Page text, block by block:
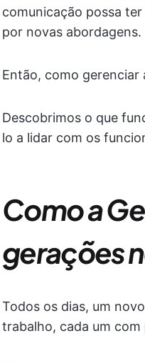
comunicação possa
por novas abordagens.
Então, como gerenciar
Descobrimos o que
lo a lidar com os
Como a
gerações
Todos os dias, um
trabalho, cada um